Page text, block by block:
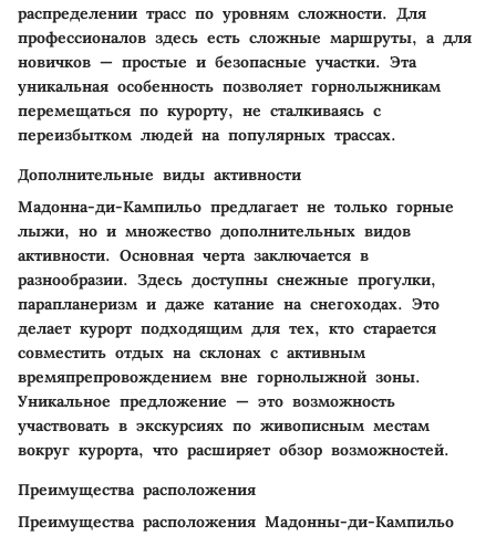
распределении трасс по уровням сложности. Для
профессионалов здесь есть сложные маршруты, а для
новичков — простые и безопасные участки. Эта
уникальная особенность позволяет горнолыжникам
перемещаться по курорту, не сталкиваясь с
переизбытком людей на популярных трассах.
Дополнительные виды активности
Мадонна-ди-Кампильо предлагает не только горные
лыжи, но и множество дополнительных видов
активности. Основная чертазаключается в
разнообразии. Здесь доступны снежные прогулки,
парапланеризм и даже катание на снегоходах. Это
делает курорт подходящим для тех, кто старается
совместить отдых на склонах с активным
времяпрепровождением вне горнолыжной зоны.
Уникальное предложение — это возможность
участвовать в экскурсиях по живописным местам
вокруг курорта, что расширяет обзор возможностей.
Преимущества расположения
Преимущества расположения Мадонны-ди-Кампильо